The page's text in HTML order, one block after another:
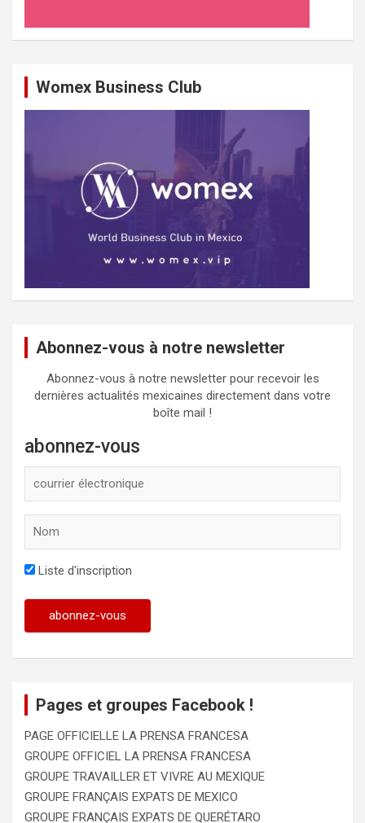
Womex Business Club
Abonnez-vous à notre newsletter
Abonnez-vous à notre newsletter pour recevoir les
dernières actualités mexicaines directement dans votre
boîte mail !
abonnez-vous
Liste d'inscription
Pages et groupes Facebook !
PAGE OFFICIELLE LA PRENSA FRANCESA
GROUPE OFFICIEL LA PRENSA FRANCESA
GROUPE TRAVAILLER ET VIVRE AU MEXIQUE
GROUPE FRANÇAIS EXPATS DE MEXICO
GROUPE FRANÇAIS EXPATS DE QUERÉTARO